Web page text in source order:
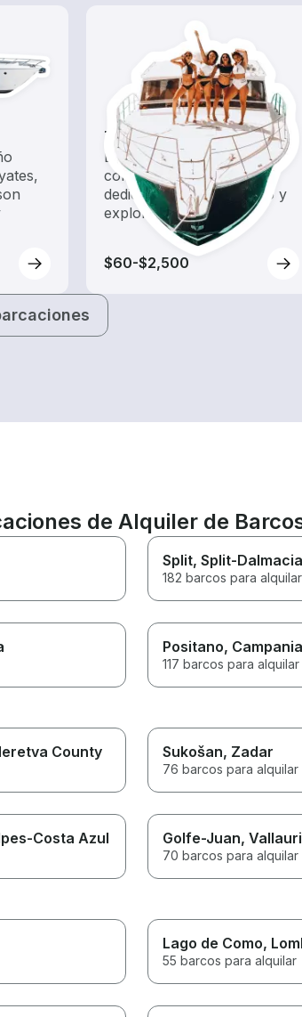
Tours
Explora las aguas locales
con un alquiler de barco
dedicado a hacer turismo y
exploración.
$60-$2,500
de Alquiler de
Split, Split-Dalmacia
182 barcos para alquilar
Positano, Campania
117 barcos para alquilar
County Sukošan, Zadar
76 barcos para alquilar
Costa Azul Golfe-Juan,
70 barcos para alquilar
Lago de Como,
55 barcos para alquilar